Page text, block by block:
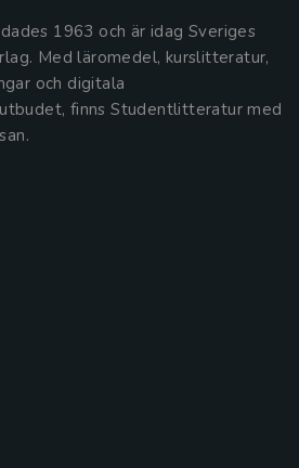
1963 och är idag Sveriges
Med läromedel, kurslitteratur,
och digitala
finns Studentlitteratur med